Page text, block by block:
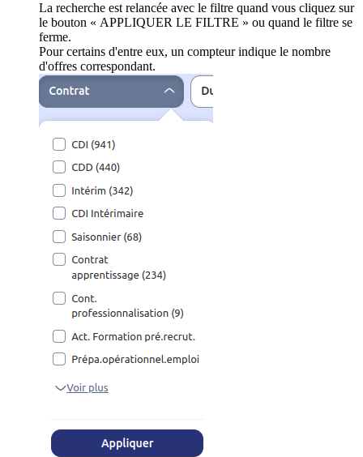
La recherche est relancée avec le filtre quand vous cliquez sur
le bouton « APPLIQUER LE FILTRE » ou quand le filtre se
ferme.
Pour certains d'entre eux, un compteur indique le nombre
d'offres correspondant.